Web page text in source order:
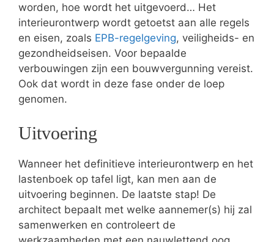
worden, hoe wordt het uitgevoerd… Het
interieurontwerp wordt getoetst aan alle regels
en eisen, zoals EPB-regelgeving, veiligheids- en
gezondheidseisen. Voor bepaalde
verbouwingen zijn een bouwvergunning vereist.
Ook dat wordt in deze fase onder de loep
genomen.
Uitvoering
Wanneer het definitieve interieurontwerp en het
lastenboek op tafel ligt, kan men aan de
uitvoering beginnen. De laatste stap! De
architect bepaalt met welke aannemer(s) hij zal
samenwerken en controleert de